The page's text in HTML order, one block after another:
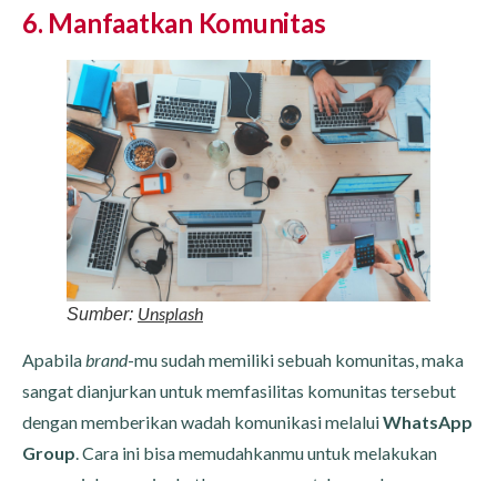
6. Manfaatkan Komunitas
Sumber: Unsplash
Apabilabrand-mu sudah memiliki sebuah komunitas, maka
sangat dianjurkan untuk memfasilitas komunitas tersebut
dengan memberikan wadah komunikasi melaluiWhatsApp
Group. Cara ini bisa memudahkanmu untuk melakukan